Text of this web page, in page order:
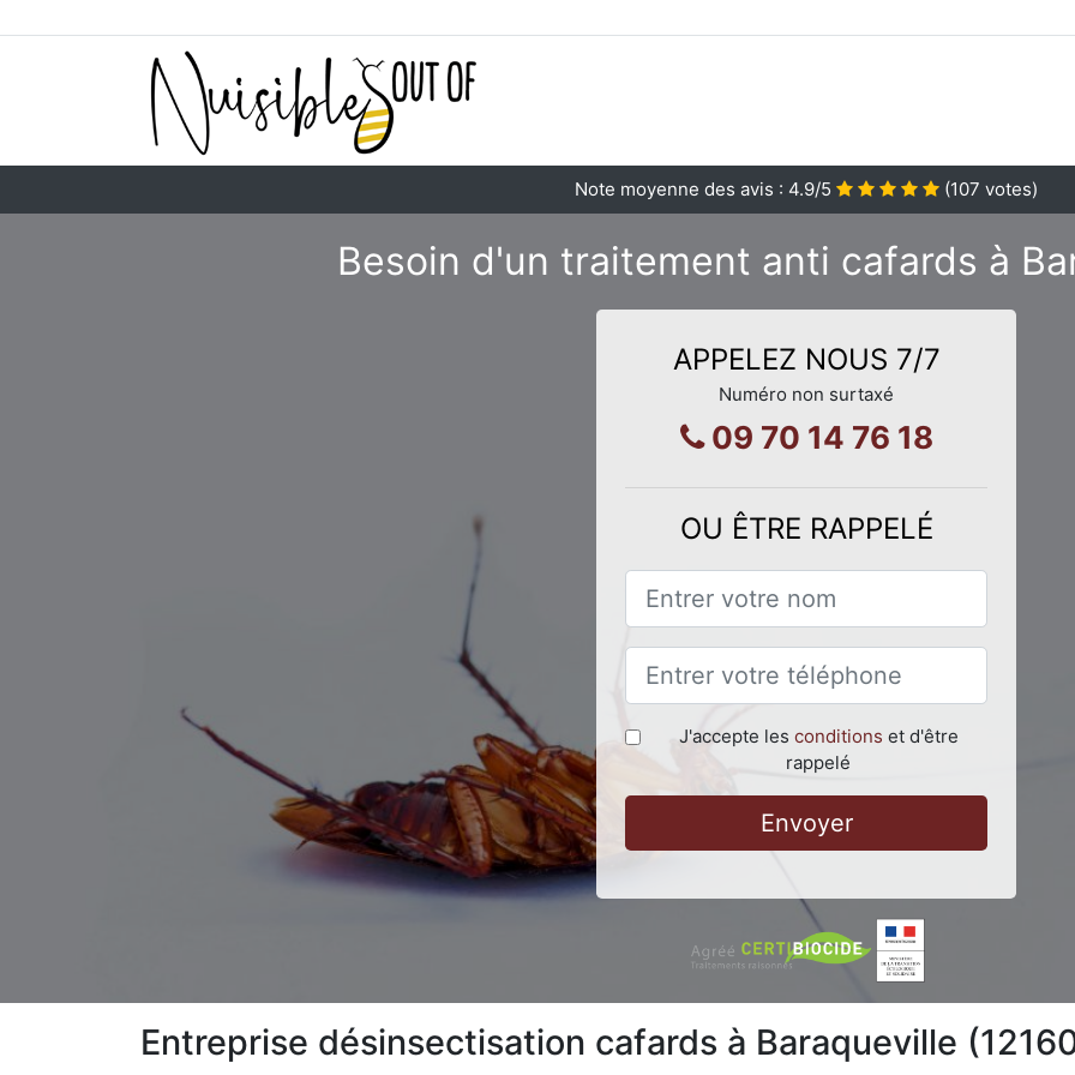
Note moyenne des avis : 4.9/5 (107 votes)
Besoin d'un traitement anti cafards à
APPELEZ NOUS 7/7
Numéro non surtaxé
09 70 14 76 18
OU ÊTRE RAPPELÉ
J'accepte les conditions et d'être
rappelé
Envoyer
Entreprise désinsectisation cafards à Baraqueville